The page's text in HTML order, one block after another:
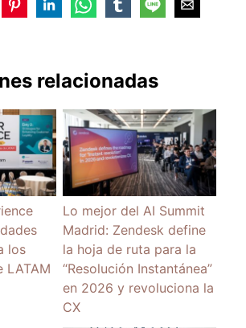
relacionadas
los
LATAM
Lo mejor del AI Summit
Madrid: Zendesk define
la hoja de ruta para la
“Resolución Instantánea”
en 2026 y revoluciona la
CX